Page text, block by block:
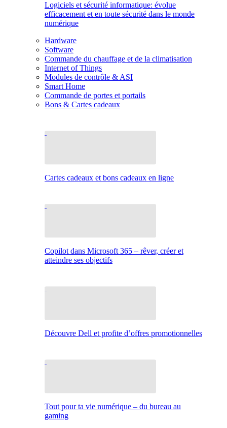
Logiciels et sécurité informatique: évolue
efficacement et en toute sécurité dans le monde
numérique
Hardware
Software
Commande du chauffage et de la climatisation
Internet of Things
Modules de contrôle & ASI
Smart Home
Commande de portes et portails
Bons & Cartes cadeaux
Cartes cadeaux et bons cadeaux en ligne
Copilot dans Microsoft 365 – rêver, créer et
atteindre ses objectifs
Découvre Dell et profite d’offres promotionnelles
Tout pour ta vie numérique – du bureau au
gaming